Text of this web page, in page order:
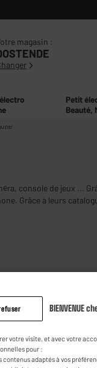
magasin :
Petit
Beauté,
console de jeux ...
Grâce à leurs
BIENVENUE
votre visite, et avec votre
pour :
contenus adaptés à vos